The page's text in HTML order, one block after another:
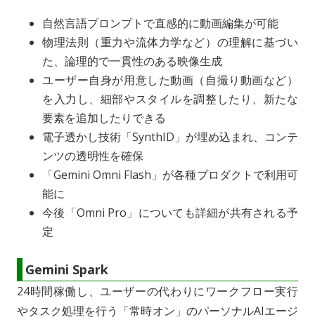
自然言語プロンプトで直感的に動画編集が可能
物理法則（重力や流体力学など）の理解に基づい
た、論理的で一貫性のある映像生成
ユーザー自身が用意した動画（自撮り動画など）
を入力し、細部やスタイルを調整したり、新たな
要素を追加したりできる
電子透かし技術「SynthID」が埋め込まれ、コンテ
ンツの透明性を確保
「Gemini Omni Flash」が各種プロダクトで利用可
能に
今後「Omni Pro」についても詳細が共有される予
定
Gemini Spark
24時間稼働し、ユーザーの代わりにワークフロー実行
やタスク処理を行う「常時オン」のパーソナルAIエージ